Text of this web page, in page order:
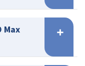
Max